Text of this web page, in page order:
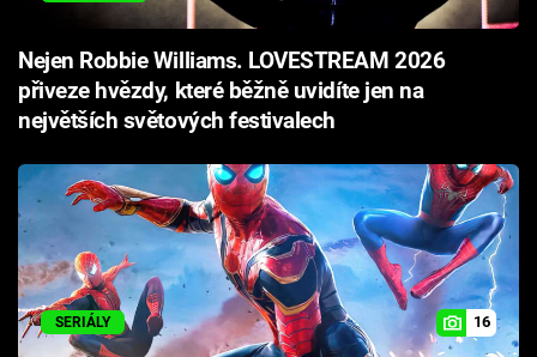
Nejen Robbie Williams. LOVESTREAM 2026
přiveze hvězdy, které běžně uvidíte jen na
největších světových festivalech
SERIÁLY 16